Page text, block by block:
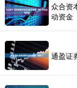
众合资
动资金
通盈证